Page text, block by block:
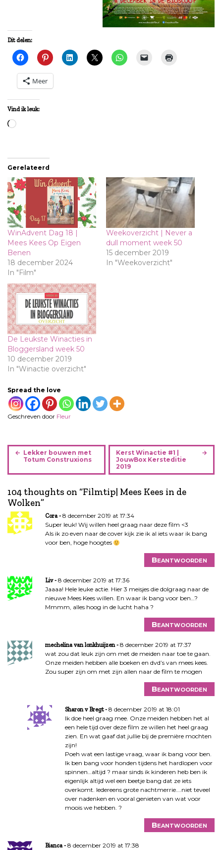
Dit delen:
Meer
Vind ik leuk:
Aan
Gerelateerd
WinAdvent Dag 18 |
Mees Kees Op Eigen
Benen
18 december 2024
In "Film"
Weekoverzicht | Never a
dull moment week 50
15 december 2019
In "Weekoverzicht"
De Leukste Winacties in
Bloggersland week 50
10 december 2019
In "Winactie overzicht"
Spread the love
Geschreven door Fleur
B
r
c
h
t
n
a
a
t
i
Lekker bouwen met
Totum Construxions
Kerst Winactie #1 |
JouwBox Kersteditie
2019
104 thoughts on “Filmtip| Mees Kees in de
Wolken”
Cora
8 december 2019 at 17:34
Super leuk! Wij willen heel graag naar deze film <3
Als ik zo even naar de cover kijk zie ik al iets waar ik bang
voor ben, hoge hoogtes
Beantwoorden
Liv
8 december 2019 at 17:36
Jaaaa! Hele leuke actie. Hier 3 meisjes die dolgraag naar de
nieuwe Mees Kees willen. En waar ik bang voor ben…?
Mmmm, alles hoog in de lucht haha ?
Beantwoorden
mechelina van lonkhuijzen
8 december 2019 at 17:37
wat zou dat leuk zijn om met de meiden naar toe te gaan.
Onze meiden hebben alle boeken en dvd’s van mees kees.
Zou super zijn om met zijn allen naar de film te mogen
Beantwoorden
Sharon v Bregt
8 december 2019 at 18:01
Ik doe heel graag mee. Onze meiden hebben het al
een hele tijd over deze film ze willen het heel graag
zien. En wat gaaf dat jullie bij de première mochten
zijn!
Poeh wat een lastige vraag, waar ik bang voor ben.
Ik ben bang voor honden tijdens het hardlopen voor
spinnen…altijd ? maar sinds ik kinderen heb ben ik
eigenlijk altijd wel een beetje bang dat ze iets
overkomt. Iedereens grote nachtmerrie….niet teveel
over nadenken en vooral genieten van wat voor
moois we hebben. ?
Beantwoorden
Bianca
8 december 2019 at 17:38